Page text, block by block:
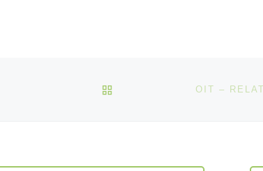
VOLTAR À LISTA DE